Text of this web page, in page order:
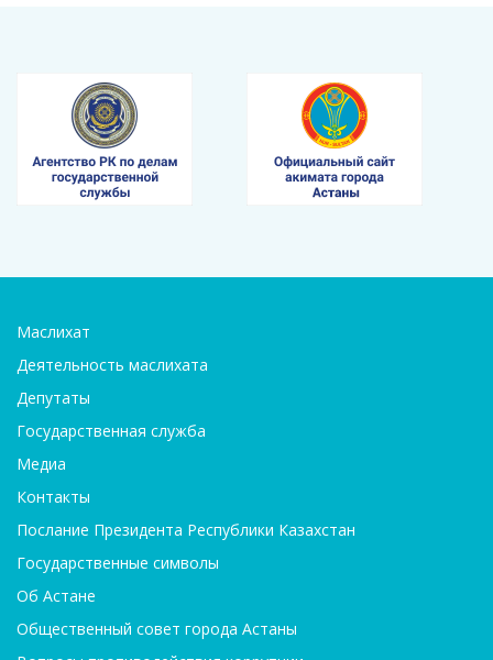
Маслихат
Деятельность маслихата
Депутаты
Государственная служба
Медиа
Контакты
Послание Президента Республики Казахстан
Государственные символы
Об Астане
Общественный совет города Астаны